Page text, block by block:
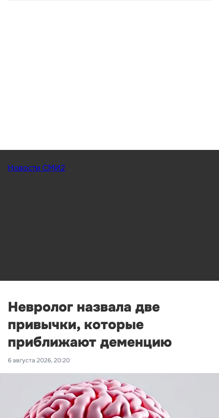
Новости СМИ2
Невролог назвала две
привычки, которые
приближают деменцию
6 августа 2026, 20:20